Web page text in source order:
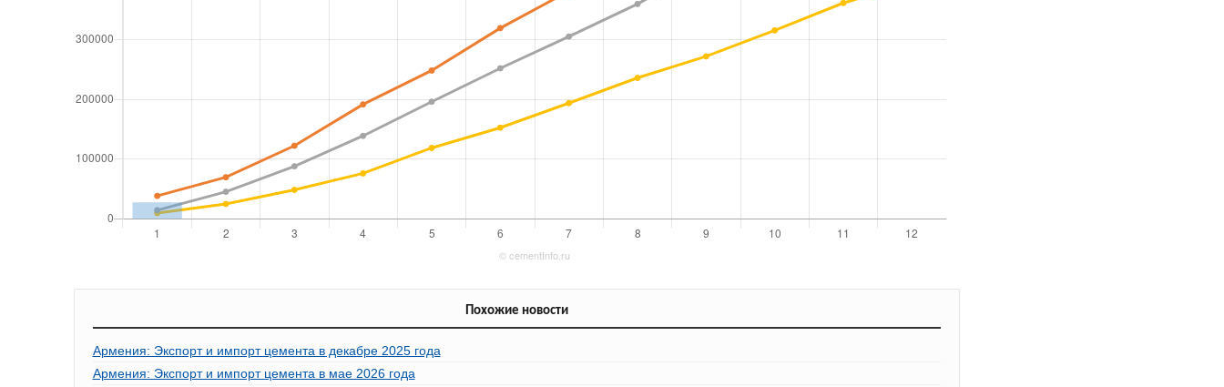
Похожие новости
Армения: Экспорт и импорт цемента в декабре 2025 года
Армения: Экспорт и импорт цемента в мае 2026 года